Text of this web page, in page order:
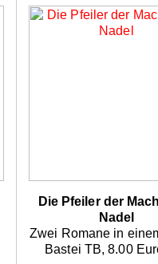
Die Pfeiler der
Nadel
Zwei Romane in
Bastei TB, 8.00